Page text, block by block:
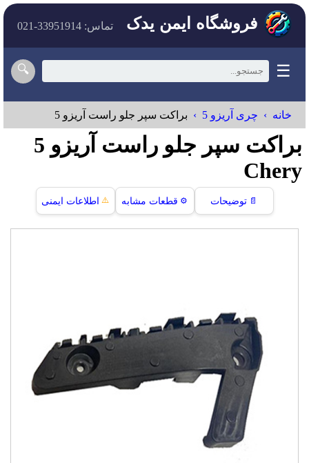
فروشگاه ایمن یدک تماس: 33951914-021
☰
🔍
خانه چری آریزو 5 براکت سپر جلو راست آریزو 5
براکت سپر جلو راست آریزو 5
Chery
📄 توضیحات ⚙️ قطعات مشابه ⚠️ اطلاعات ایمنی